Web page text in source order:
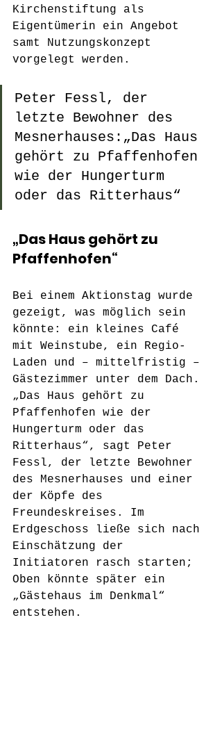
Kirchenstiftung als
Eigentümerin ein Angebot
samt Nutzungskonzept
vorgelegt werden.
Peter Fessl, der
letzte Bewohner des
Mesnerhauses:„Das Haus
gehört zu Pfaffenhofen
wie der Hungerturm
oder das Ritterhaus“
„Das Haus gehört zu
Pfaffenhofen“
Bei einem Aktionstag wurde
gezeigt, was möglich sein
könnte: ein kleines Café
mit Weinstube, ein Regio-
Laden und – mittelfristig –
Gästezimmer unter dem Dach.
„Das Haus gehört zu
Pfaffenhofen wie der
Hungerturm oder das
Ritterhaus“, sagt Peter
Fessl, der letzte Bewohner
des Mesnerhauses und einer
der Köpfe des
Freundeskreises. Im
Erdgeschoss ließe sich nach
Einschätzung der
Initiatoren rasch starten;
Oben könnte später ein
„Gästehaus im Denkmal“
entstehen.